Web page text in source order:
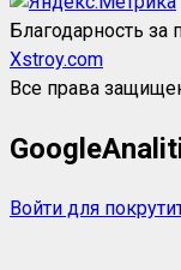
Благодарность за
Xstroy.com
Все права
Войти для